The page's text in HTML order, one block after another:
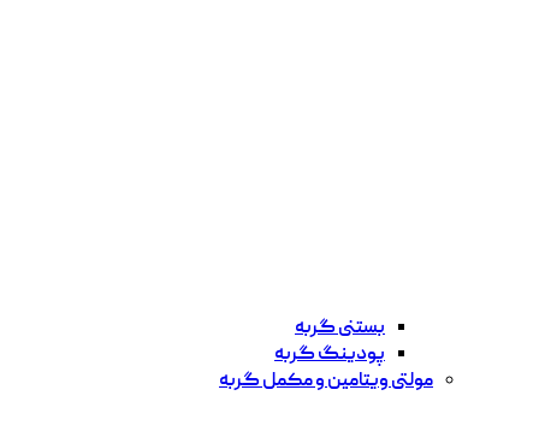
بستنی گربه
پودینگ گربه
مولتی ویتامین و مکمل گربه